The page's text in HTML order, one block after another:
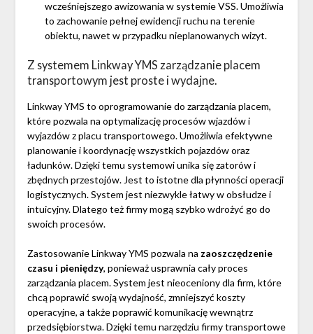
wcześniejszego awizowania w systemie VSS. Umożliwia
to zachowanie pełnej ewidencji ruchu na terenie
obiektu, nawet w przypadku nieplanowanych wizyt.
Z systemem Linkway YMS zarządzanie placem
transportowym jest proste i wydajne.
Linkway YMS to oprogramowanie do zarządzania placem,
które pozwala na optymalizację procesów wjazdów i
wyjazdów z placu transportowego. Umożliwia efektywne
planowanie i koordynację wszystkich pojazdów oraz
ładunków. Dzięki temu systemowi unika się zatorów i
zbędnych przestojów. Jest to istotne dla płynności operacji
logistycznych. System jest niezwykle łatwy w obsłudze i
intuicyjny. Dlatego też firmy mogą szybko wdrożyć go do
swoich procesów.
Zastosowanie Linkway YMS pozwala na zaoszczędzenie
czasu i pieniędzy, ponieważ usprawnia cały proces
zarządzania placem. System jest nieoceniony dla firm, które
chcą poprawić swoją wydajność, zmniejszyć koszty
operacyjne, a także poprawić komunikację wewnątrz
przedsiębiorstwa. Dzięki temu narzędziu firmy transportowe